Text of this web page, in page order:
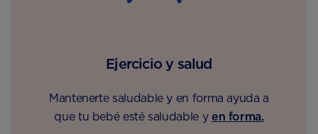
Ejercicio y salud
Mantenerte saludable y en forma ayuda a
que tu bebé esté saludable y en forma.